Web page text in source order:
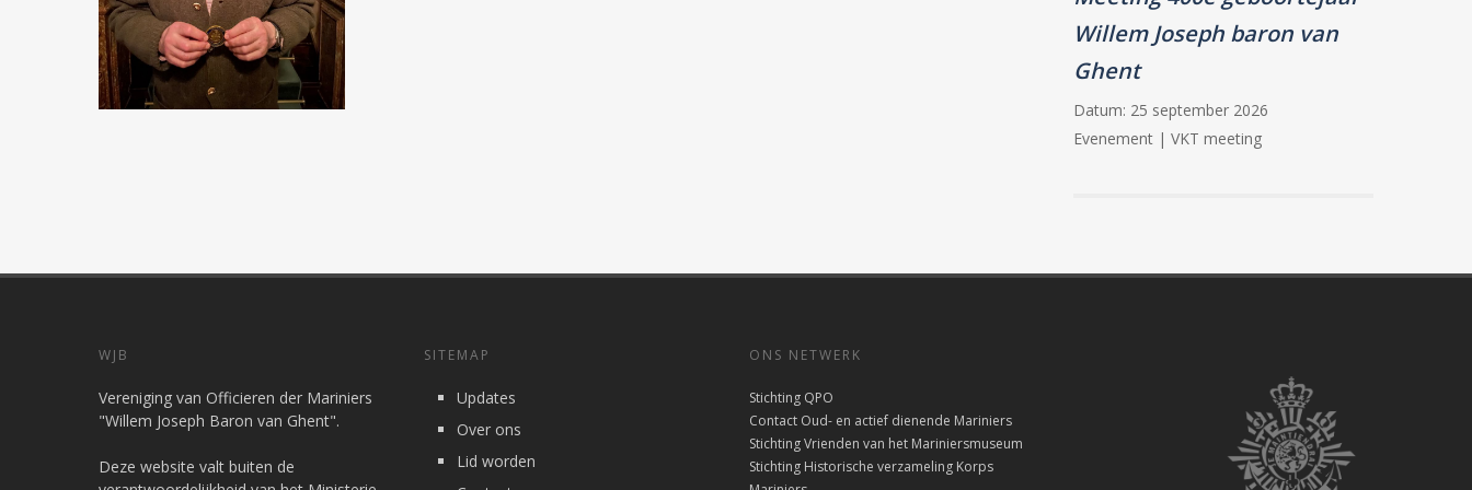
Willem Joseph baron van
Ghent
Datum: 25 september 2026
Evenement | VKT meeting
WJB
Vereniging van Officieren der Mariniers
"Willem Joseph Baron van Ghent".
Deze website valt buiten de
SITEMAP
Updates
Over ons
Lid worden
ONS NETWERK
Stichting QPO
Contact Oud- en actief dienende Mariniers
Stichting Vrienden van het Mariniersmuseum
Stichting Historische verzameling Korps